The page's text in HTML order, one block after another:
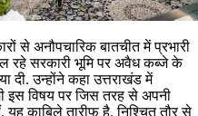
से अनौपचारिक बातचीत में प्रभारी
रहे सरकारी भूमि पर अवैध कब्जे के
दी. उन्होंने कहा उत्तराखंड में
इस विषय पर जिस तरह से अपनी
यह काबिले तारीफ है. निश्चित तौर से